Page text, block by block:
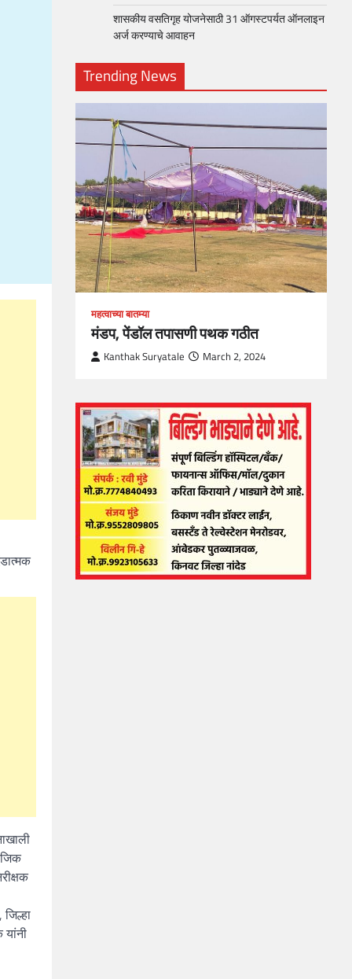
शासकीय वसतिगृह योजनेसाठी 31 ऑगस्टपर्यत ऑनलाइन
अर्ज करण्याचे आवाहन
Trending News
Skills
महत्वाच्या बातम्या
मंडप, पेंडॉल तपासणी पथक गठीत
Kanthak Suryatale March 2, 2024